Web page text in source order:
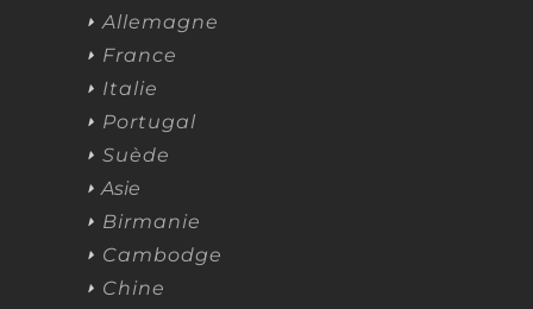
Allemagne
France
Italie
Portugal
Suède
Asie
Birmanie
Cambodge
Chine